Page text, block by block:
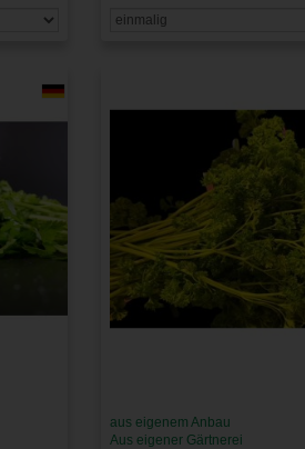
aus eigenem Anbau
Aus eigener Gärtnerei